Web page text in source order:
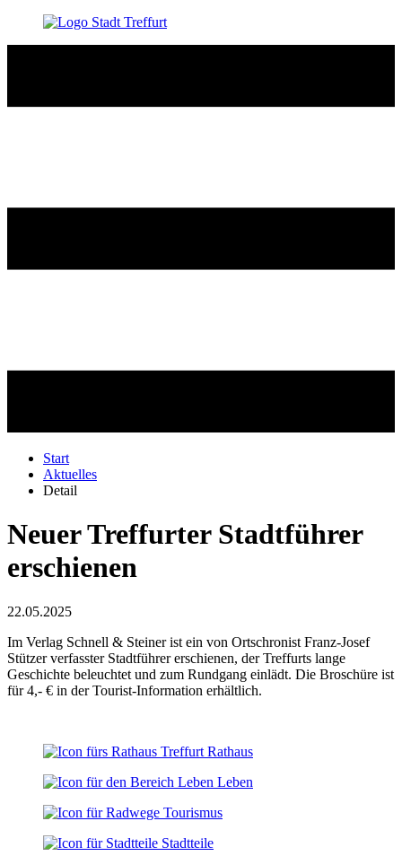
Start
Aktuelles
Detail
Neuer Treffurter Stadtführer
erschienen
22.05.2025
Im Verlag Schnell & Steiner ist ein von Ortschronist Franz-Josef
Stützer verfasster Stadtführer erschienen, der Treffurts lange
Geschichte beleuchtet und zum Rundgang einlädt. Die Broschüre ist
für 4,- € in der Tourist-Information erhältlich.
Rathaus
Leben
Tourismus
Stadtteile